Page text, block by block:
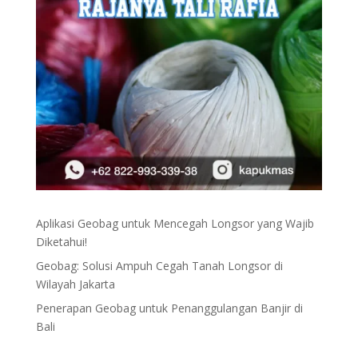
Aplikasi Geobag untuk Mencegah Longsor yang Wajib
Diketahui!
Geobag: Solusi Ampuh Cegah Tanah Longsor di
Wilayah Jakarta
Penerapan Geobag untuk Penanggulangan Banjir di
Bali